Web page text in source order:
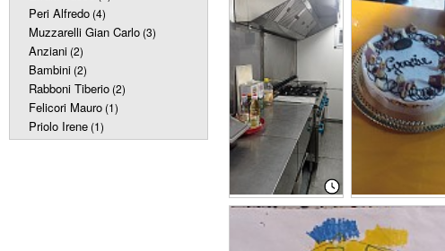
Peri Alfredo (4)
Muzzarelli Gian Carlo (3)
Anziani (2)
Bambini (2)
Rabboni Tiberio (2)
Felicori Mauro (1)
Priolo Irene (1)